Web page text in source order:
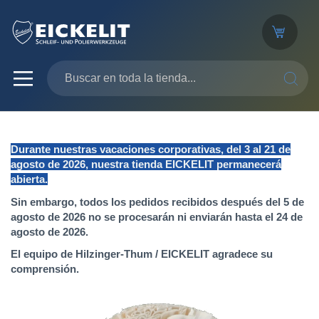
Durante nuestras vacaciones corporativas, del 3 al 21 de
agosto de 2026, nuestra tienda EICKELIT permanecerá
abierta.
Sin embargo, todos los pedidos recibidos después del 5 de
agosto de 2026 no se procesarán ni enviarán hasta el 24 de
agosto de 2026.
El equipo de Hilzinger-Thum / EICKELIT agradece su
comprensión.